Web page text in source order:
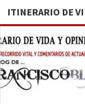
ITINERARIO DE